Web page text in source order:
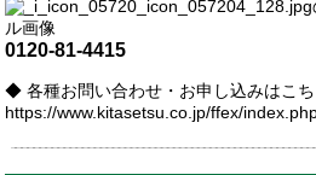
0120-81-4415
◆ 各種お問い合わせ・お申し込みはこち
https://www.kitasetsu.co.jp/ffex/